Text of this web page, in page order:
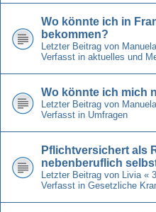
Wo könnte ich in
bekommen?
Letzter Beitrag von
Verfasst in aktuelles und
Wo könnte ich mich
Letzter Beitrag von
Verfasst in Umfragen
Pflichtversichert als
nebenberuflich
Letzter Beitrag von Livia «
Verfasst in Gesetzliche